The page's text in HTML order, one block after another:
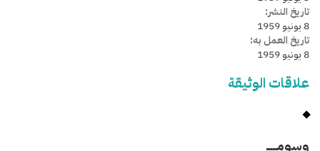
تاريخ النشر:
8 يونيو 1959
تاريخ العمل به:
8 يونيو 1959
علاقات الوثيقة
وسومـــــ